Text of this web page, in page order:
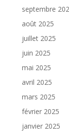
septembre
août 2025
juillet 2025
juin 2025
mai 2025
avril 2025
mars 2025
février 2025
janvier 2025